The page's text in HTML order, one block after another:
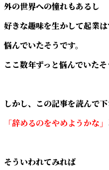
外の世界への憧れもあるし
好きな趣味を生かして起業
悩んでいたそうです。
ここ数年ずっと悩んでいたそ
しかし、この記事を読んで下
「辞めるのをやめようかな」
そういわれてみれば